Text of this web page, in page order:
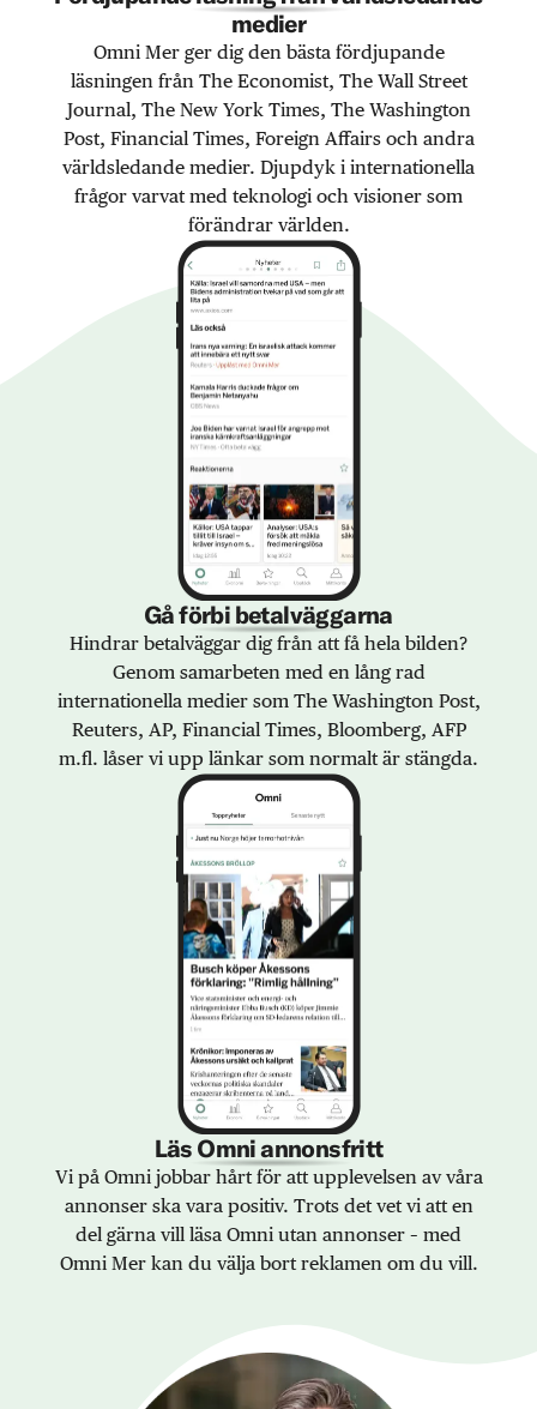
medier
Omni Mer ger dig den bästa fördjupande
läsningen från The Economist, The Wall Street
Journal, The New York Times, The Washington
Post, Financial Times, Foreign Affairs och andra
världsledande medier. Djupdyk i internationella
frågor varvat med teknologi och visioner som
förändrar världen.
Gå förbi betalväggarna
Hindrar betalväggar dig från att få hela bilden?
Genom samarbeten med en lång rad
internationella medier som The Washington Post,
Reuters, AP, Financial Times, Bloomberg, AFP
m.fl. låser vi upp länkar som normalt är stängda.
Läs Omni annonsfritt
Vi på Omni jobbar hårt för att upplevelsen av våra
annonser ska vara positiv. Trots det vet vi att en
del gärna vill läsa Omni utan annonser – med
Omni Mer kan du välja bort reklamen om du vill.